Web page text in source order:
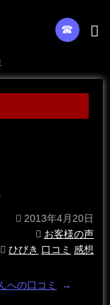
☎︎
2013年4月20日
お客様の声
ひびき 口コミ 感想
への口コミ →